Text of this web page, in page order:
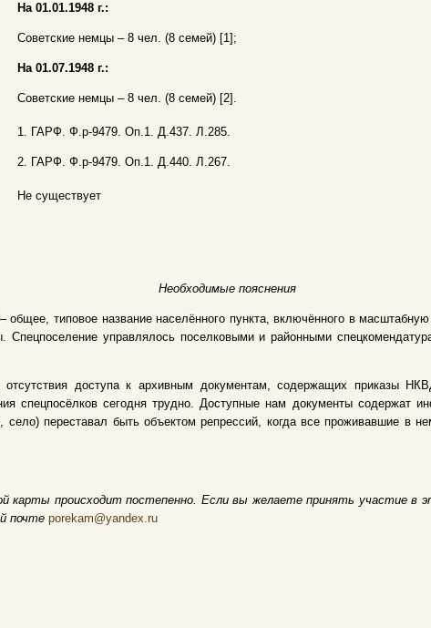
На 01.01.1948 г.:
Советские немцы – 8 чел. (8 семей) [1];
На 01.07.1948 г.:
Советские немцы – 8 чел. (8 семей) [2].
1. ГАРФ. Ф.р-9479. Оп.1. Д.437. Л.285.
2. ГАРФ. Ф.р-9479. Оп.1. Д.440. Л.267.
Не существует
Необходимые пояснения
– общее, типовое название населённого пункта, включённого в
Спецпоселение управлялось поселковыми и районными
отсутствия доступа к архивным документам, содержащих приказы
спецпосёлков сегодня трудно. Доступные нам документы
село) переставал быть объектом репрессий, когда все проживавшие в
карты происходит постепенно. Если вы желаете принять участие в
почте porekam@yandex.ru